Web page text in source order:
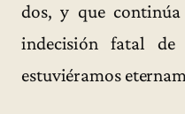
dos, y que continúa
indecisión fatal
estuviéramos